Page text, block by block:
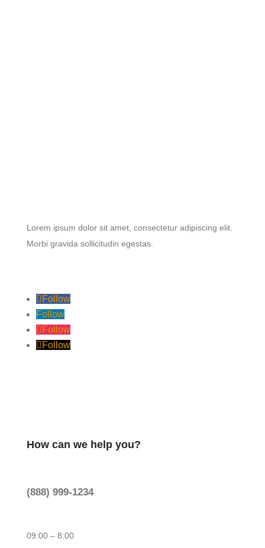
Lorem ipsum dolor sit amet, consectetur adipiscing elit.
Morbi gravida sollicitudin egestas.
Follow
Follow
Follow
Follow
How can we help you?
(888) 999-1234
09:00 – 8:00